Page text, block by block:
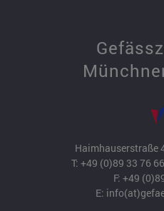
Haimhauserstraße
T: +49 (0)89 33 76 66
F: +49
E: